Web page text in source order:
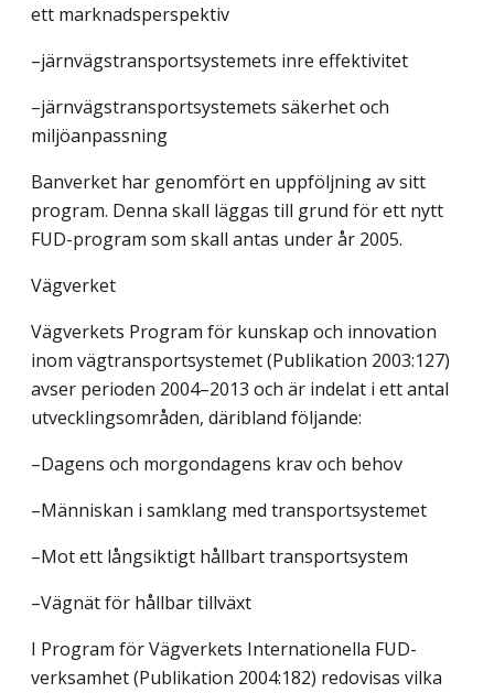
ett marknadsperspektiv
–järnvägstransportsystemets inre effektivitet
–järnvägstransportsystemets säkerhet och
miljöanpassning
Banverket har genomfört en uppföljning av sitt
program. Denna skall läggas till grund för ett nytt
FUD-program som skall antas under år 2005.
Vägverket
Vägverkets Program för kunskap och innovation
inom vägtransportsystemet (Publikation 2003:127)
avser perioden 2004–2013 och är indelat i ett antal
utvecklingsområden, däribland följande:
–Dagens och morgondagens krav och behov
–Människan i samklang med transportsystemet
–Mot ett långsiktigt hållbart transportsystem
–Vägnät för hållbar tillväxt
I Program för Vägverkets Internationella FUD-
verksamhet (Publikation 2004:182) redovisas vilka